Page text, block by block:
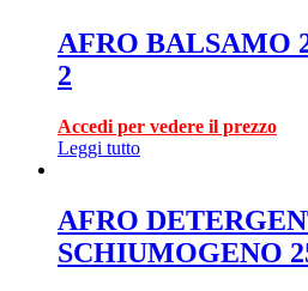
AFRO BALSAMO
2
Accedi per vedere il prezzo
Leggi tutto
AFRO
SCHIUMOGENO